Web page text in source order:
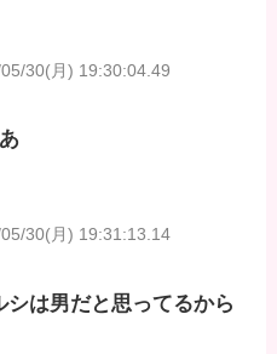
30(月) 19:30:04.49
30(月) 19:31:13.14
は男だと思ってるから